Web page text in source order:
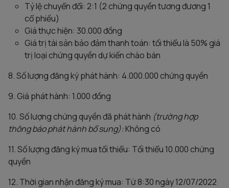
Tỷ lệ chuyển đổi: 2:1 (2 chứng quyền tương đương 1
cổ phiếu)
Giá thực hiện: 30.000 đồng
Giá trị tài sản bảo đảm thanh toán: tối thiểu là 50% giá
trị loại chứng quyền dự kiến chào bán
8. Số lượng đăng ký phát hành: 4.000.000 chứng quyền
9. Giá phát hành: 1.000 đồng
10. Số lượng chứng quyền đã phát hành (trường hợp
thông báo phát hành bổ sung):Không có
11. Số lượng đăng ký mua tối thiểu: Tối thiểu 10.000 chứng
quyền
12. Thời gian nhận đăng ký mua: Từ 8:30 ngày 12/07/2022